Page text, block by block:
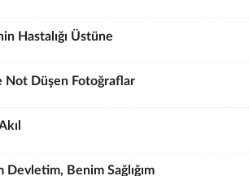
Hastalığı Üstüne
Not Düşen Fotoğraflar
Devletim, Benim Sağlığım